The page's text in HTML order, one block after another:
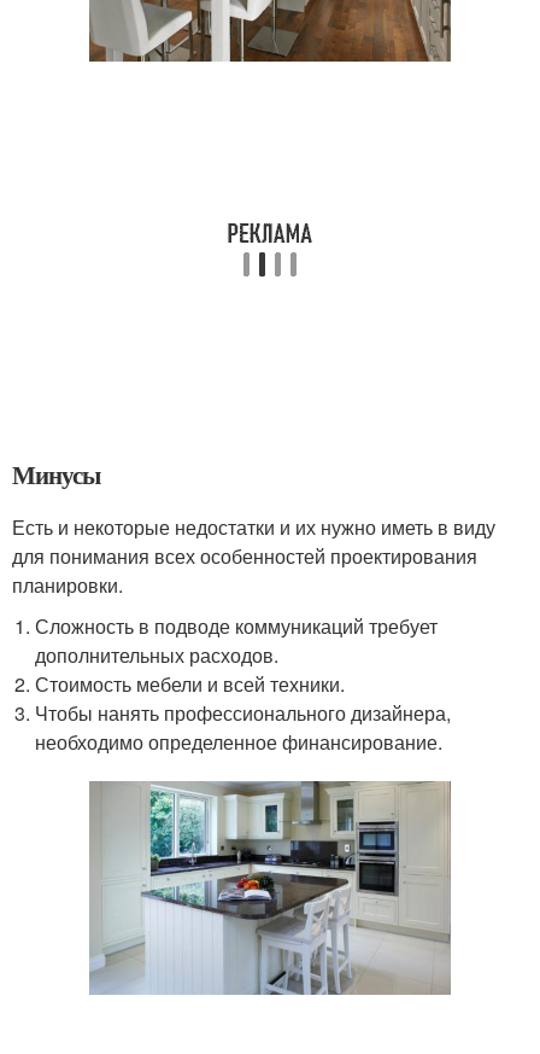
Минусы
Есть и некоторые недостатки и их нужно иметь в виду
для понимания всех особенностей проектирования
планировки.
Сложность в подводе коммуникаций требует
дополнительных расходов.
Стоимость мебели и всей техники.
Чтобы нанять профессионального дизайнера,
необходимо определенное финансирование.